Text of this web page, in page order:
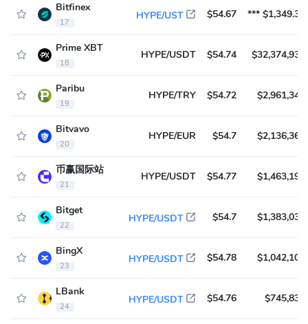
Bitfinex
17
HYPE/UST $54.67 *** $1,349.36
Prime XBT
18
HYPE/USDT $54.74 $32,374,939
Paribu
19
HYPE/TRY $54.72 $2,961,347
Bitvavo
20
HYPE/EUR $54.7 $2,136,366
币赢国际站
21
HYPE/USDT $54.77 $1,463,198
Bitget
22
HYPE/USDT $54.7 $1,383,033
BingX
23
HYPE/USDT $54.78 $1,042,105
LBank
24
HYPE/USDT $54.76 $745,831